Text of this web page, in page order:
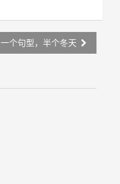
一个句型，半个冬天